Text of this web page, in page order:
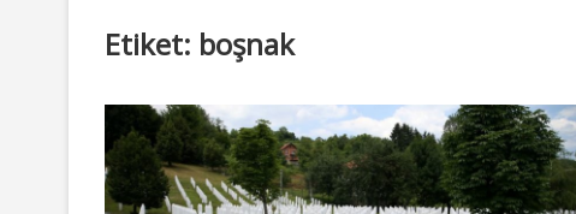
Etiket: boşnak